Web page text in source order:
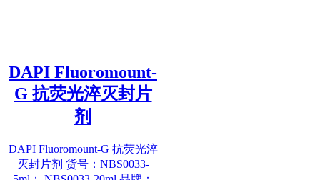
DAPI Fluoromount-
G 抗荧光淬灭封片
剂
DAPI Fluoromount-G 抗荧光淬
灭封片剂 货号：NBS0033-